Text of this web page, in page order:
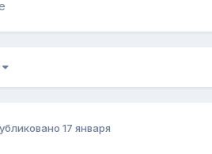
17 января